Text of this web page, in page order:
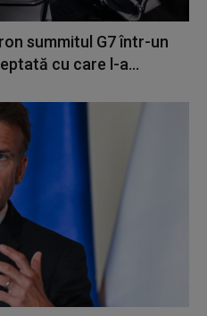
summitul G7 într-un
cu care l-a...